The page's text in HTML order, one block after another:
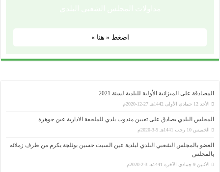
اضغط « هنا »
المصادقة على الميزانية الأولية للبلدية لسنة 2021
الأحد 12 جمادى الأولى 1442هـ 27-12-2020م
المجلس البلدي يصادق على تعيين مندوب بلدي للملحقة الادارية عين جوهرة
الخميس 10 رجب 1441هـ 5-3-2020م
العضو بالمجلس الشعبي البلدي لبلدية عين السبت حسين بوثلجة يكرم من طرف زملائه
بالمجلس
الأثنين 9 جمادى الآخرة 1441هـ 3-2-2020م